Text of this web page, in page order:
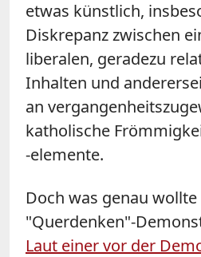
etwas künstlich,
Diskrepanz zwischen
liberalen, geradezu
Inhalten und
an
katholische
-elemente.
Doch was genau wollte
"Querdenken"-
Laut einer vor der